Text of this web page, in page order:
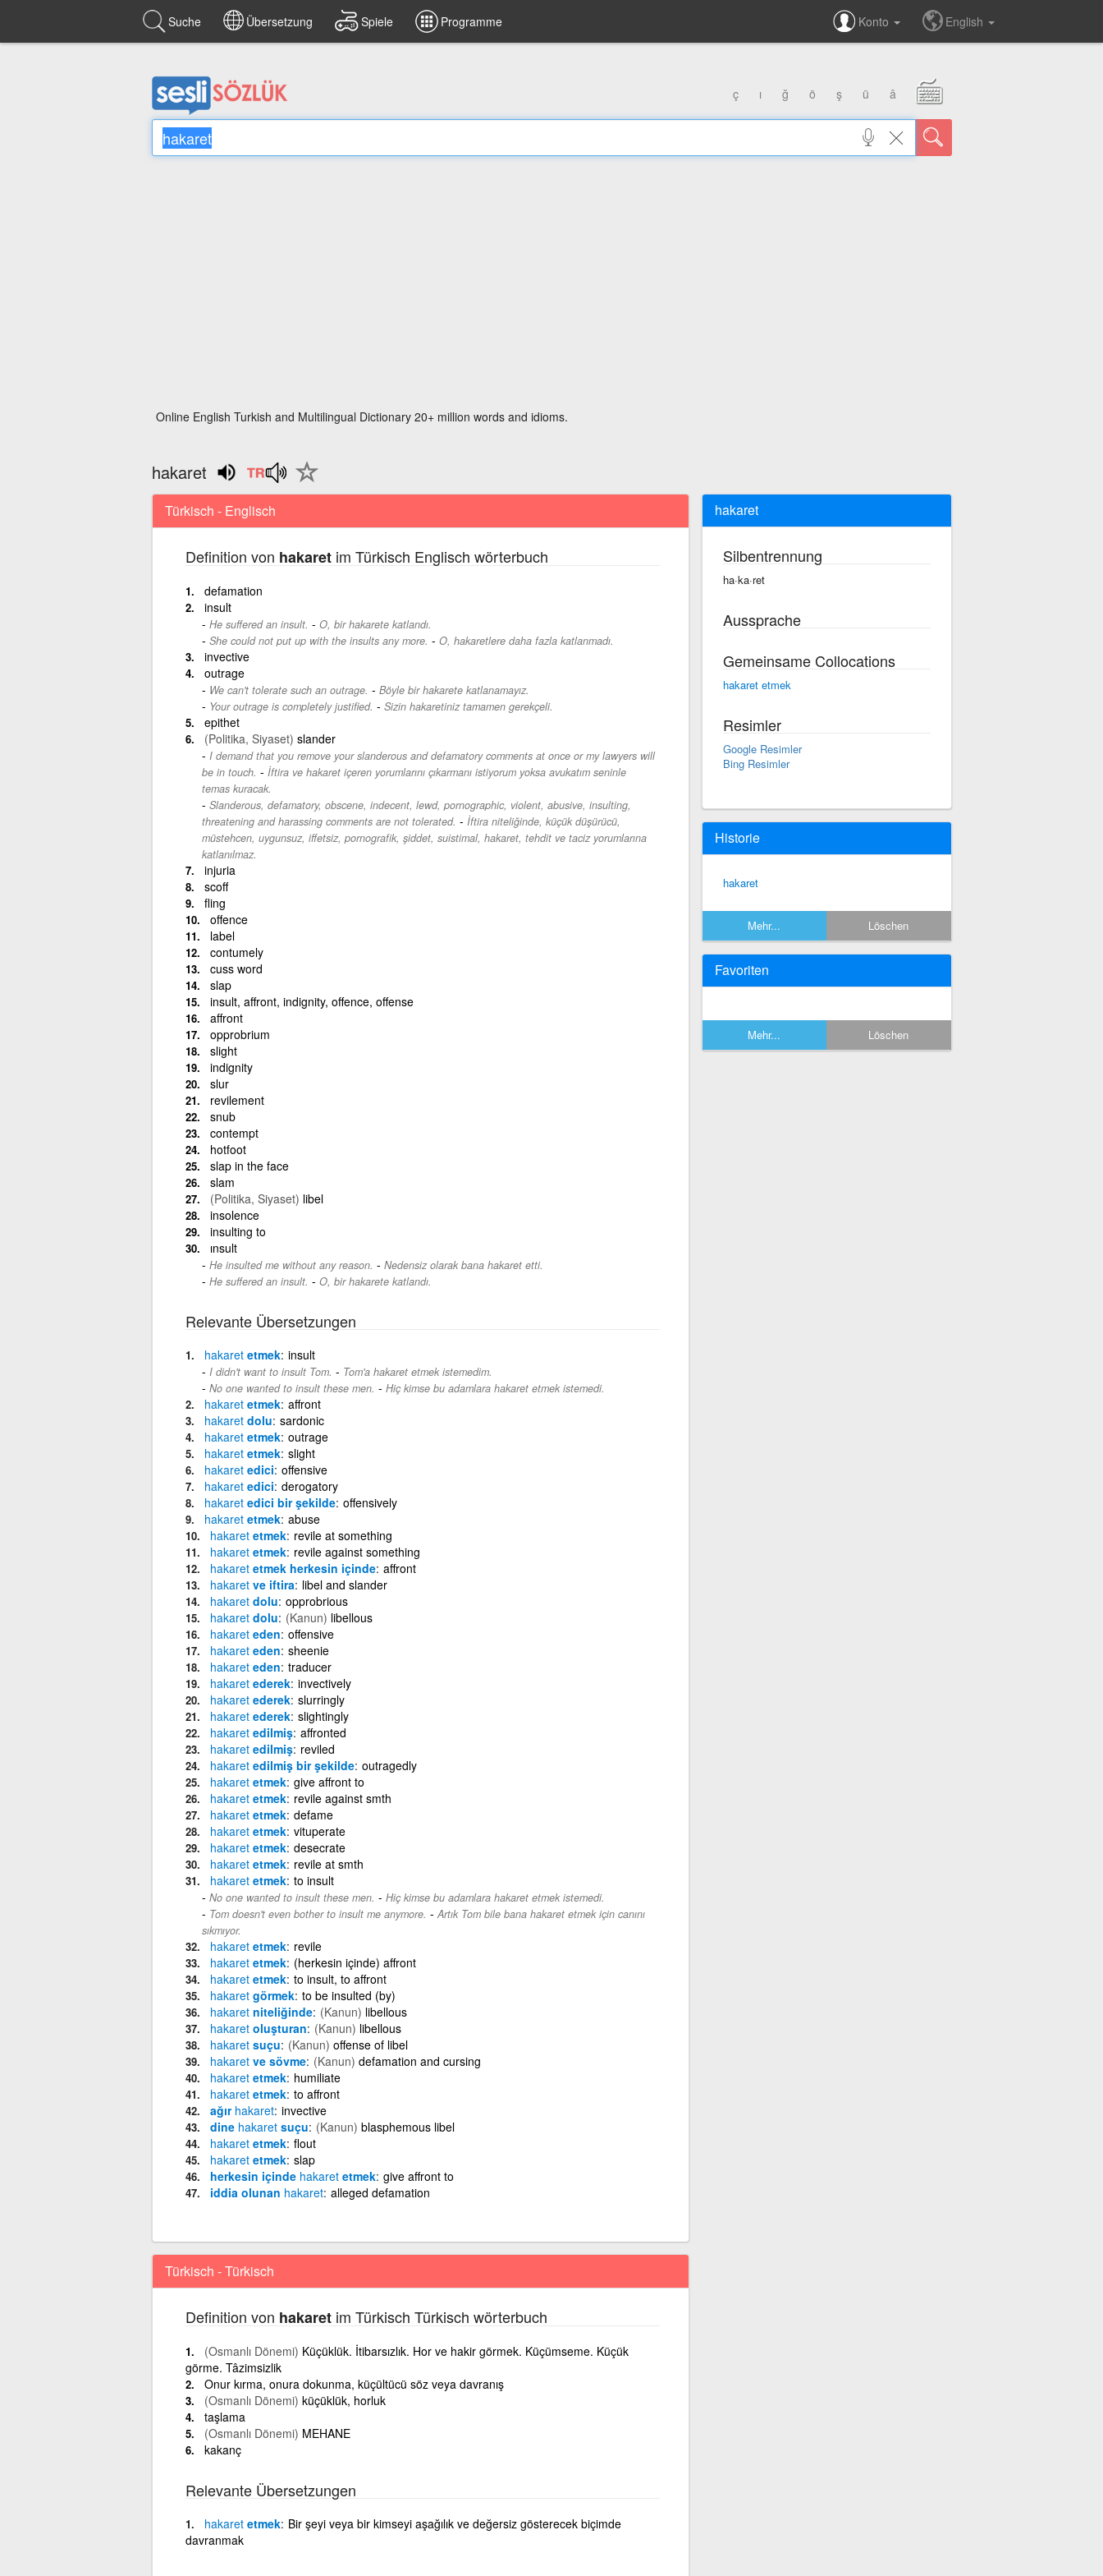
Suche Übersetzung Spiele Programme Konto English
ç ı ğ ö ş ü â
Online English Turkish and Multilingual Dictionary 20+ million words and idioms.
hakaret
Türkisch - Englisch
Definition von hakaretim Türkisch Englisch wörterbuch
defamation
insult
He suffered an insult. - O, bir hakarete katlandı.
She could not put up with the insults any more. - O, hakaretlere daha fazla katlanmadı.
invective
outrage
We can't tolerate such an outrage. - Böyle bir hakarete katlanamayız.
Your outrage is completely justified. - Sizin hakaretiniz tamamen gerekçeli.
epithet
(Politika, Siyaset) slander
I demand that you remove your slanderous and defamatory comments at once or my lawyers will
be in touch. - İftira ve hakaret içeren yorumlarını çıkarmanı istiyorum yoksa avukatım seninle
temas kuracak.
Slanderous, defamatory, obscene, indecent, lewd, pornographic, violent, abusive, insulting,
threatening and harassing comments are not tolerated. - İftira niteliğinde, küçük düşürücü,
müstehcen, uygunsuz, iffetsiz, pornografik, şiddet, suistimal, hakaret, tehdit ve taciz yorumlarına
katlanılmaz.
injuria
scoff
fling
offence
label
contumely
cuss word
slap
insult, affront, indignity, offence, offense
affront
opprobrium
slight
indignity
slur
revilement
snub
contempt
hotfoot
slap in the face
slam
(Politika, Siyaset) libel
insolence
insulting to
ınsult
He insulted me without any reason. - Nedensiz olarak bana hakaret etti.
He suffered an insult. - O, bir hakarete katlandı.
Relevante Übersetzungen
hakaretetmek insult
I didn't want to insult Tom. - Tom'a hakaret etmek istemedim.
No one wanted to insult these men. - Hiç kimse bu adamlara hakaret etmek istemedi.
hakaretetmek affront
hakaretdolu sardonic
hakaretetmek outrage
hakaretetmek slight
hakaretedici offensive
hakaretedici derogatory
hakaretedici bir şekilde offensively
hakaretetmek abuse
hakaretetmek revile at something
hakaretetmek revile against something
hakaretetmek herkesin içinde affront
hakaretve iftira libel and slander
hakaretdolu opprobrious
hakaretdolu (Kanun) libellous
hakareteden offensive
hakareteden sheenie
hakareteden traducer
hakaretederek invectively
hakaretederek slurringly
hakaretederek slightingly
hakaretedilmiş affronted
hakaretedilmiş reviled
hakaretedilmiş bir şekilde outragedly
hakaretetmek give affront to
hakaretetmek revile against smth
hakaretetmek defame
hakaretetmek vituperate
hakaretetmek desecrate
hakaretetmek revile at smth
hakaretetmek to insult
No one wanted to insult these men. - Hiç kimse bu adamlara hakaret etmek istemedi.
Tom doesn't even bother to insult me anymore. - Artık Tom bile bana hakaret etmek için canını
sıkmıyor.
hakaretetmek revile
hakaretetmek (herkesin içinde) affront
hakaretetmek to insult, to affront
hakaretgörmek to be insulted (by)
hakaretniteliğinde (Kanun) libellous
hakaretoluşturan (Kanun) libellous
hakaretsuçu (Kanun) offense of libel
hakaretve sövme (Kanun) defamation and cursing
hakaretetmek humiliate
hakaretetmek to affront
ağır hakaret invective
dine hakaretsuçu (Kanun) blasphemous libel
hakaretetmek flout
hakaretetmek slap
herkesin içinde hakaretetmek give affront to
iddia olunan hakaret alleged defamation
Türkisch - Türkisch
Definition von hakaretim Türkisch Türkisch wörterbuch
(Osmanlı Dönemi) Küçüklük. İtibarsızlık. Hor ve hakir görmek. Küçümseme. Küçük
görme. Tâzimsizlik
Onur kırma, onura dokunma, küçültücü söz veya davranış
(Osmanlı Dönemi) küçüklük, horluk
taşlama
(Osmanlı Dönemi) MEHANE
kakanç
Relevante Übersetzungen
hakaretetmek Bir şeyi veya bir kimseyi aşağılık ve değersiz gösterecek biçimde
davranmak
hakaret
Silbentrennung
ha·ka·ret
Aussprache
Gemeinsame Collocations
hakaret etmek
Resimler
Google Resimler
Bing Resimler
Historie
hakaret
Mehr... Löschen
Favoriten
Mehr... Löschen